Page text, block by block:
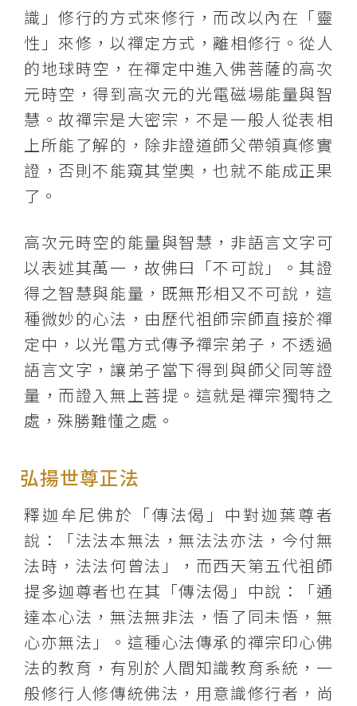
識」修行的方式來修行，而改以內在「靈
性」來修，以禪定方式，離相修行。從人
的地球時空，在禪定中進入佛菩薩的高次
元時空，得到高次元的光電磁場能量與智
慧。故禪宗是大密宗，不是一般人從表相
上所能了解的，除非證道師父帶領真修實
證，否則不能窺其堂奧，也就不能成正果
了。
高次元時空的能量與智慧，非語言文字可
以表述其萬一，故佛曰「不可說」。其證
得之智慧與能量，既無形相又不可說，這
種微妙的心法，由歷代祖師宗師直接於禪
定中，以光電方式傳予禪宗弟子，不透過
語言文字，讓弟子當下得到與師父同等證
量，而證入無上菩提。這就是禪宗獨特之
處，殊勝難懂之處。
弘揚世尊正法
釋迦牟尼佛於「傳法偈」中對迦葉尊者
說：「法法本無法，無法法亦法，今付無
法時，法法何曾法」，而西天第五代祖師
提多迦尊者也在其「傳法偈」中說：「通
達本心法，無法無非法，悟了同未悟，無
心亦無法」。這種心法傳承的禪宗印心佛
法的教育，有別於人間知識教育系統，一
般修行人修傳統佛法，用意識修行者，尚